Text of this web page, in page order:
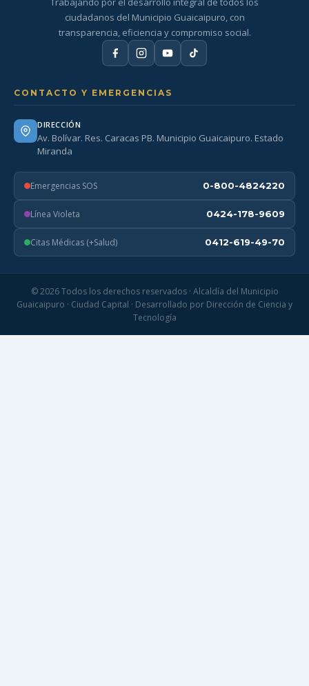
ciudadanos del Municipio Guaicaipuro, con
transparencia, eficiencia y compromiso social.
CONTACTO Y EMERGENCIAS
DIRECCIÓN
Av. Bolívar. Res. Caracas PB. Municipio Guaicaipuro. Estado
Miranda
Emergencias SOS 0-800-4824220
Línea Violeta 0424-178-9609
Citas Médicas (+Salud) 0412-619-49-70
© 2026 Todos los derechos reservados · Alcaldía del Municipio
Guaicaipuro · Ciudad Capital · Desarrollado por Dirección de Ciencia y
Tecnología